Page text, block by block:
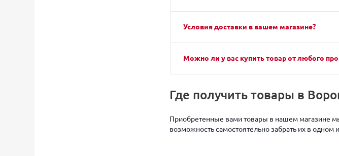
Условия доставки в вашем магазине?
Можно ли у вас купить товар от любого
Где получить товары в
Приобретенные вами товары в нашем магазине
возможность самостоятельно забрать их в одном